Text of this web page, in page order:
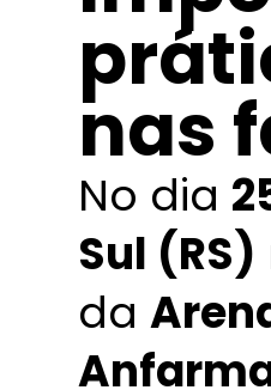
nas
No dia
Sul (RS)
da